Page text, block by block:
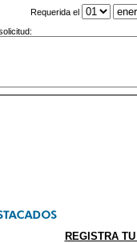
Requerida el
REGISTRA